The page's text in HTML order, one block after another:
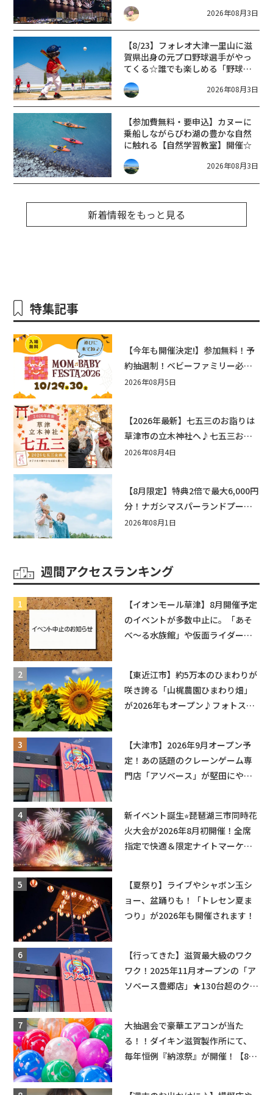
ップ・交通規制に近隣施設の駐車
場情報なども要チェック★2026年08月3日
【8/23】フォレオ大津一里山に滋
賀県出身の元プロ野球選手がやっ
てくる☆誰でも楽しめる「野球教
室」開催♪
2026年08月3日
【参加費無料・要申込】カヌーに
乗船しながらびわ湖の豊かな自然
に触れる【自然学習教室】開催☆
2026年08月3日
新着情報をもっと見る
特集記事
【今年も開催決定!】参加無料！予
約抽選制！ベビーファミリー必見
☆入場無料☆10/29(木)30(金)ママ
2026年08月5日
【2026年最新】七五三のお詣りは
草津市の立木神社へ♪七五三お祝
い企画をご紹介！
2026年08月4日
【8月限定】特典2倍で最大6,000円
分！ナガシマスパーランドプール
券や人気パスタ券も当たる☆夏休
2026年08月1日
週間アクセスランキング
【イオンモール草津】8月開催予定
のイベントが多数中止に。「あそ
べ〜る水族館」や仮面ライダーシ
【東近江市】約5万本のひまわりが
咲き誇る「山梶農園ひまわり畑」
が2026年もオープン♪フォトスポ
【大津市】2026年9月オープン予
定！あの話題のクレーンゲーム専
門店「アソベース」が堅田にやっ
新イベント誕生⭐︎琵琶湖三市同時花
火大会が2026年8月初開催！全席
指定で快適＆限定ナイトマーケッ
【夏祭り】ライブやシャボン玉シ
ョー、盆踊りも！「トレセン夏ま
つり」が2026年も開催されます！
【行ってきた】滋賀最大級のワク
ワク！2025年11月オープンの「ア
ソベース豊郷店」★130台超のクレ
大抽選会で豪華エアコンが当た
る！！ダイキン滋賀製作所にて、
毎年恒例『納涼祭』が開催！【8月